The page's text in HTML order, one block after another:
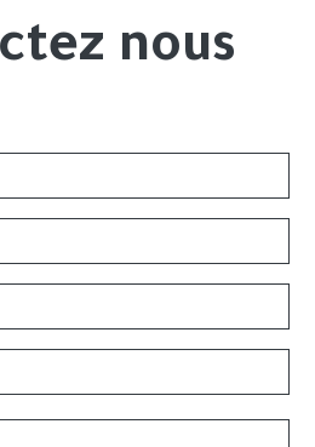
nous